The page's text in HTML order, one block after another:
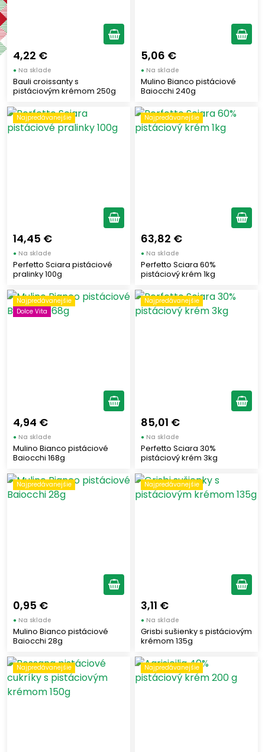
ASOLO DOLCE
SCIARA
MARABOTTO(1)
Zachráňte potraviny
Najpredávanejšie
Zobraziť len produkty skladom
Vymazať filtre
4,22 €
● Na sklade
Bauli croissanty s
pistáciovým krémom 250g
5,06 €
● Na sklade
Mulino Bianco pistáciové
Baiocchi 240g
Najpredávanejšie
14,45 €
● Na sklade
Perfetto Sciara pistáciové
pralinky 100g
Najpredávanejšie
63,82 €
● Na sklade
Perfetto Sciara 60%
pistáciový krém 1kg
Najpredávanejšie
Dolce Vita
4,94 €
● Na sklade
Mulino Bianco pistáciové
Baiocchi 168g
Najpredávanejšie
85,01 €
● Na sklade
Perfetto Sciara 30%
pistáciový krém 3kg
Najpredávanejšie
0,95 €
● Na sklade
Mulino Bianco pistáciové
Baiocchi 28g
Najpredávanejšie
3,11 €
● Na sklade
Grisbi sušienky s pistáciovým
krémom 135g
Najpredávanejšie Najpredávanejšie